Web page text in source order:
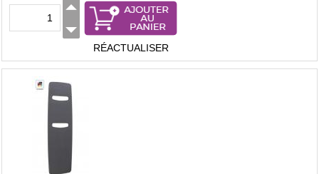
RÉACTUALISER